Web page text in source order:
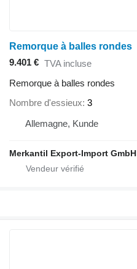
Remorque à balles rondes
9.401 € TVA incluse
Remorque à balles rondes
Nombre d'essieux 3
Allemagne, Kunde
Merkantil Export-Import GmbH